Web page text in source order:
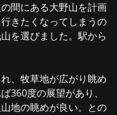
間にある大野山を計画
きたくなってしまうの
を選びました。駅から
、牧草地が広がり眺め
360度の展望があり、
地の眺めが良い。との